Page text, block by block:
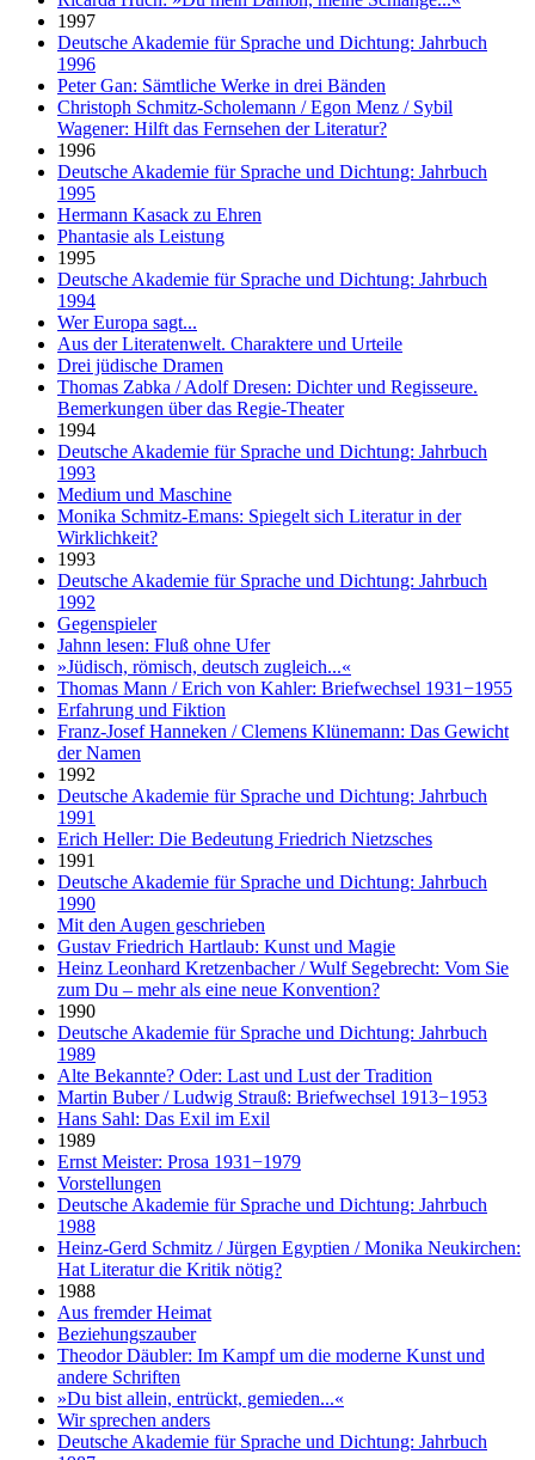
1997
Deutsche Akademie für Sprache und Dichtung: Jahrbuch
1996
Peter Gan: Sämtliche Werke in drei Bänden
Christoph Schmitz-Scholemann / Egon Menz / Sybil
Wagener: Hilft das Fernsehen der Literatur?
1996
Deutsche Akademie für Sprache und Dichtung: Jahrbuch
1995
Hermann Kasack zu Ehren
Phantasie als Leistung
1995
Deutsche Akademie für Sprache und Dichtung: Jahrbuch
1994
Wer Europa sagt...
Aus der Literatenwelt. Charaktere und Urteile
Drei jüdische Dramen
Thomas Zabka / Adolf Dresen: Dichter und Regisseure.
Bemerkungen über das Regie-Theater
1994
Deutsche Akademie für Sprache und Dichtung: Jahrbuch
1993
Medium und Maschine
Monika Schmitz-Emans: Spiegelt sich Literatur in der
Wirklichkeit?
1993
Deutsche Akademie für Sprache und Dichtung: Jahrbuch
1992
Gegenspieler
Jahnn lesen: Fluß ohne Ufer
»Jüdisch, römisch, deutsch zugleich...«
Thomas Mann / Erich von Kahler: Briefwechsel 1931−1955
Erfahrung und Fiktion
Franz-Josef Hanneken / Clemens Klünemann: Das Gewicht
der Namen
1992
Deutsche Akademie für Sprache und Dichtung: Jahrbuch
1991
Erich Heller: Die Bedeutung Friedrich Nietzsches
1991
Deutsche Akademie für Sprache und Dichtung: Jahrbuch
1990
Mit den Augen geschrieben
Gustav Friedrich Hartlaub: Kunst und Magie
Heinz Leonhard Kretzenbacher / Wulf Segebrecht: Vom Sie
zum Du – mehr als eine neue Konvention?
1990
Deutsche Akademie für Sprache und Dichtung: Jahrbuch
1989
Alte Bekannte? Oder: Last und Lust der Tradition
Martin Buber / Ludwig Strauß: Briefwechsel 1913−1953
Hans Sahl: Das Exil im Exil
1989
Ernst Meister: Prosa 1931−1979
Vorstellungen
Deutsche Akademie für Sprache und Dichtung: Jahrbuch
1988
Heinz-Gerd Schmitz / Jürgen Egyptien / Monika Neukirchen:
Hat Literatur die Kritik nötig?
1988
Aus fremder Heimat
Beziehungszauber
Theodor Däubler: Im Kampf um die moderne Kunst und
andere Schriften
»Du bist allein, entrückt, gemieden...«
Wir sprechen anders
Deutsche Akademie für Sprache und Dichtung: Jahrbuch